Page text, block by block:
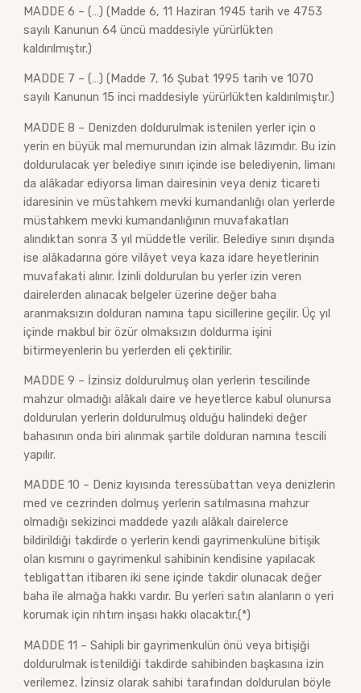
MADDE 6 – (…) (Madde 6, 11 Haziran 1945 tarih ve 4753
sayılı Kanunun 64 üncü maddesiyle yürürlükten
kaldırılmıştır.)
MADDE 7 – (…) (Madde 7, 16 Şubat 1995 tarih ve 1070
sayılı Kanunun 15 inci maddesiyle yürürlükten kaldırılmıştır.)
MADDE 8 – Denizden doldurulmak istenilen yerler için o
yerin en büyük mal memurundan izin almak lâzımdır. Bu izin
doldurulacak yer belediye sınırı içinde ise belediyenin, limanı
da alâkadar ediyorsa liman dairesinin veya deniz ticareti
idaresinin ve müstahkem mevki kumandanlığı olan yerlerde
müstahkem mevki kumandanlığının muvafakatları
alındıktan sonra 3 yıl müddetle verilir. Belediye sınırı dışında
ise alâkadarına göre vilâyet veya kaza idare heyetlerinin
muvafakati alınır. İzinli doldurulan bu yerler izin veren
dairelerden alınacak belgeler üzerine değer baha
aranmaksızın dolduran namına tapu sicillerine geçilir. Üç yıl
içinde makbul bir özür olmaksızın doldurma işini
bitirmeyenlerin bu yerlerden eli çektirilir.
MADDE 9 – İzinsiz doldurulmuş olan yerlerin tescilinde
mahzur olmadığı alâkalı daire ve heyetlerce kabul olunursa
doldurulan yerlerin doldurulmuş olduğu halindeki değer
bahasının onda biri alınmak şartile dolduran namına tescili
yapılır.
MADDE 10 – Deniz kıyısında teressübattan veya denizlerin
med ve cezrinden dolmuş yerlerin satılmasına mahzur
olmadığı sekizinci maddede yazılı alâkalı dairelerce
bildirildiği takdirde o yerlerin kendi gayrimenkulüne bitişik
olan kısmını o gayrimenkul sahibinin kendisine yapılacak
tebligattan itibaren iki sene içinde takdir olunacak değer
baha ile almağa hakkı vardır. Bu yerleri satın alanların o yeri
korumak için rıhtım inşası hakkı olacaktır.(*)
MADDE 11 – Sahipli bir gayrimenkulün önü veya bitişiği
doldurulmak istenildiği takdirde sahibinden başkasına izin
verilemez. İzinsiz olarak sahibi tarafından doldurulan böyle